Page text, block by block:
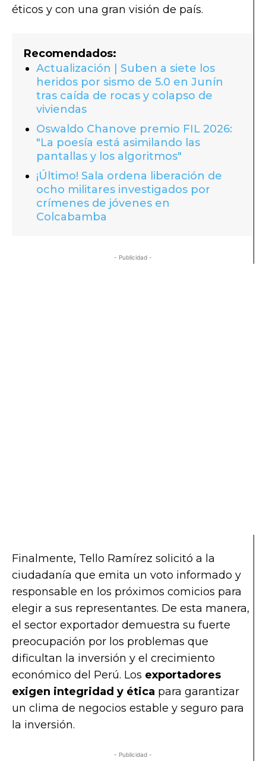
éticos y con una gran visión de país.
Recomendados:
Actualización | Suben a siete los
heridos por sismo de 5.0 en Junín
tras caída de rocas y colapso de
viviendas
Oswaldo Chanove premio FIL 2026:
"La poesía está asimilando las
pantallas y los algoritmos"
¡Último! Sala ordena liberación de
ocho militares investigados por
crímenes de jóvenes en
Colcabamba
- Publicidad -
Finalmente, Tello Ramírez solicitó a la
ciudadanía que emita un voto informado y
responsable en los próximos comicios para
elegir a sus representantes. De esta manera,
el sector exportador demuestra su fuerte
preocupación por los problemas que
dificultan la inversión y el crecimiento
económico del Perú. Los exportadores
exigen integridad y ética para garantizar
un clima de negocios estable y seguro para
la inversión.
- Publicidad -